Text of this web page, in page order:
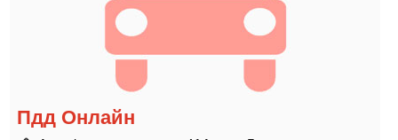
Пдд Онлайн